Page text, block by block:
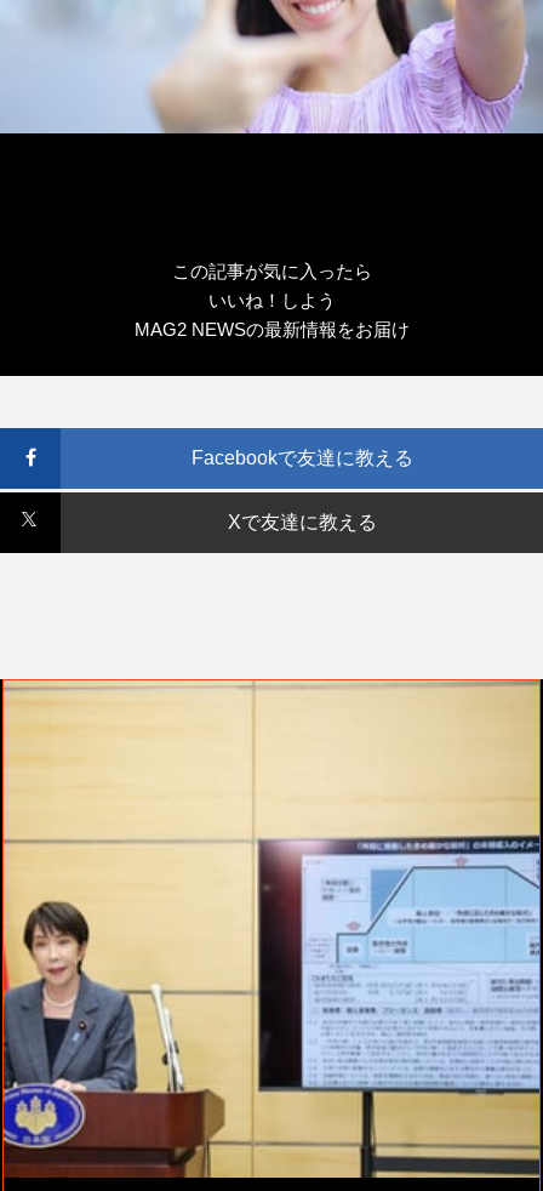
この記事が気に入ったら
いいね！しよう
MAG2 NEWSの最新情報をお届け
Facebookで友達に教える
Xで友達に教える